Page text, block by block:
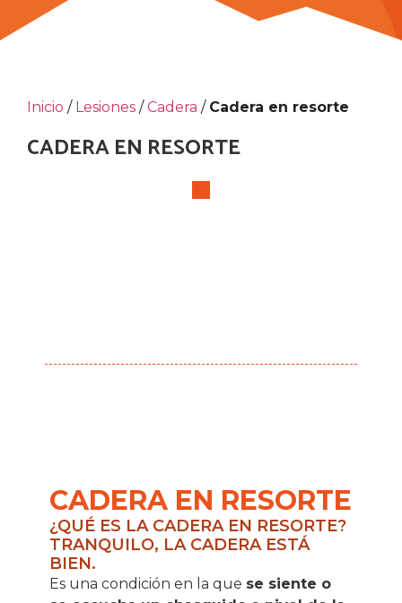
Inicio / Lesiones /Cadera / Cadera en resorte
CADERA EN RESORTE
CADERA EN RESORTE
¿QUÉ ES LA CADERA EN RESORTE?
TRANQUILO, LA CADERA ESTÁ
BIEN.
Es una condición en la que se siente o